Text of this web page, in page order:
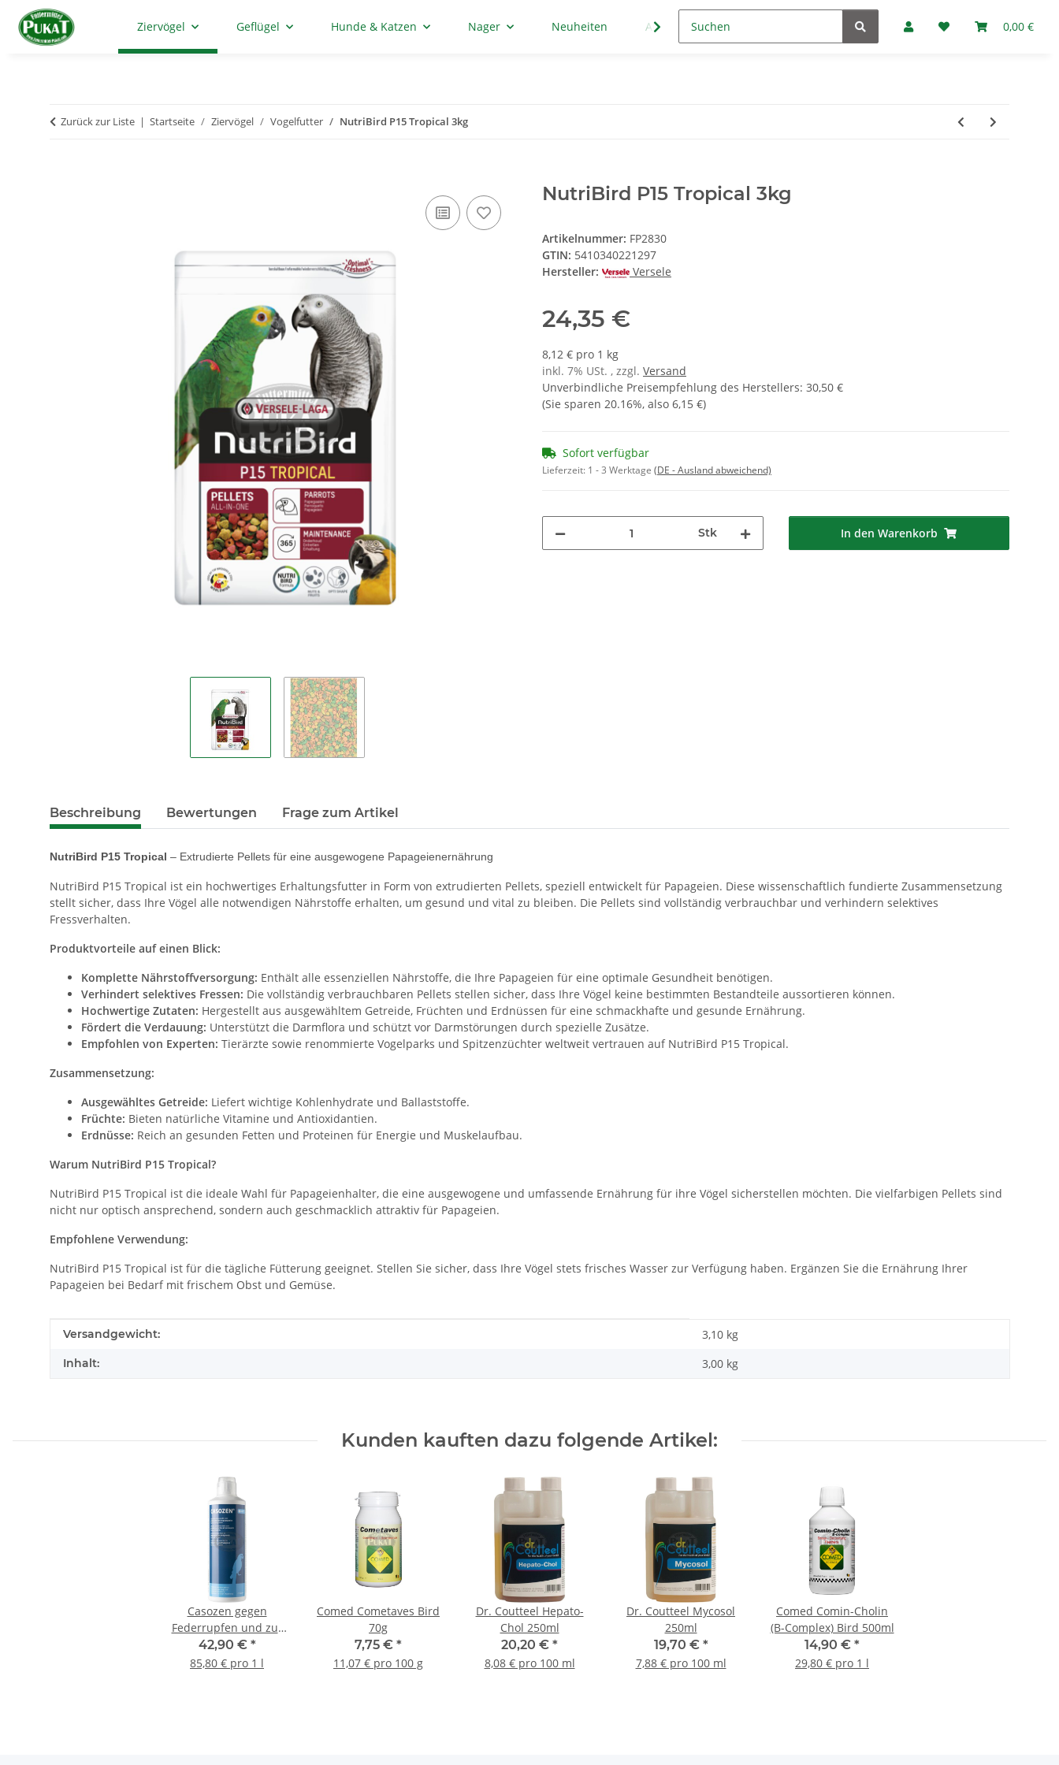
0,00 €
Ziervögel Geflügel Hunde & Katzen Nager Neuheiten Aktion Marken
Zurück zur Liste Startseite Ziervögel Vogelfutter NutriBird P15 Tropical 3kg
NutriBird P15 Tropical 3kg
Artikelnummer: FP2830
GTIN: 5410340221297
Hersteller:
Versele
24,35 €
8,12 € pro 1 kg
inkl. 7% USt. , zzgl. Versand
Unverbindliche Preisempfehlung des Herstellers: 30,50 €
(Sie sparen 20.16%, also 6,15 €)
Sofort verfügbar
Lieferzeit: 1 - 3 Werktage (DE - Ausland abweichend)
Stk In den Warenkorb
Beschreibung Bewertungen Frage zum Artikel
NutriBird P15 Tropical – Extrudierte Pellets für eine ausgewogene Papageienernährung
NutriBird P15 Tropical ist ein hochwertiges Erhaltungsfutter in Form von extrudierten Pellets, speziell entwickelt für Papageien. Diese wissenschaftlich fundierte Zusammensetzung
stellt sicher, dass Ihre Vögel alle notwendigen Nährstoffe erhalten, um gesund und vital zu bleiben. Die Pellets sind vollständig verbrauchbar und verhindern selektives
Fressverhalten.
Produktvorteile auf einen Blick:
Komplette Nährstoffversorgung: Enthält alle essenziellen Nährstoffe, die Ihre Papageien für eine optimale Gesundheit benötigen.
Verhindert selektives Fressen: Die vollständig verbrauchbaren Pellets stellen sicher, dass Ihre Vögel keine bestimmten Bestandteile aussortieren können.
Hochwertige Zutaten: Hergestellt aus ausgewähltem Getreide, Früchten und Erdnüssen für eine schmackhafte und gesunde Ernährung.
Fördert die Verdauung: Unterstützt die Darmflora und schützt vor Darmstörungen durch spezielle Zusätze.
Empfohlen von Experten: Tierärzte sowie renommierte Vogelparks und Spitzenzüchter weltweit vertrauen auf NutriBird P15 Tropical.
Zusammensetzung:
Ausgewähltes Getreide: Liefert wichtige Kohlenhydrate und Ballaststoffe.
Früchte: Bieten natürliche Vitamine und Antioxidantien.
Erdnüsse: Reich an gesunden Fetten und Proteinen für Energie und Muskelaufbau.
Warum NutriBird P15 Tropical?
NutriBird P15 Tropical ist die ideale Wahl für Papageienhalter, die eine ausgewogene und umfassende Ernährung für ihre Vögel sicherstellen möchten. Die vielfarbigen Pellets sind
nicht nur optisch ansprechend, sondern auch geschmacklich attraktiv für Papageien.
Empfohlene Verwendung:
NutriBird P15 Tropical ist für die tägliche Fütterung geeignet. Stellen Sie sicher, dass Ihre Vögel stets frisches Wasser zur Verfügung haben. Ergänzen Sie die Ernährung Ihrer
Papageien bei Bedarf mit frischem Obst und Gemüse.
Produkteigenschaft
Wert
Versandgewicht: 3,10 kg
Inhalt: 3,00 kg
Kunden kauften dazu folgende Artikel:
Casozen gegen
Federrupfen und zur
Beruhigung bei
Großsittichen und
42,90 € *
85,80 € pro 1 l
Comed Cometaves Bird
70g
7,75 € *
11,07 € pro 100 g
Dr. Coutteel Hepato-
Chol 250ml
20,20 € *
8,08 € pro 100 ml
Dr. Coutteel Mycosol
250ml
19,70 € *
7,88 € pro 100 ml
Comed Comin-Cholin
(B-Complex) Bird 500ml
14,90 € *
29,80 € pro 1 l